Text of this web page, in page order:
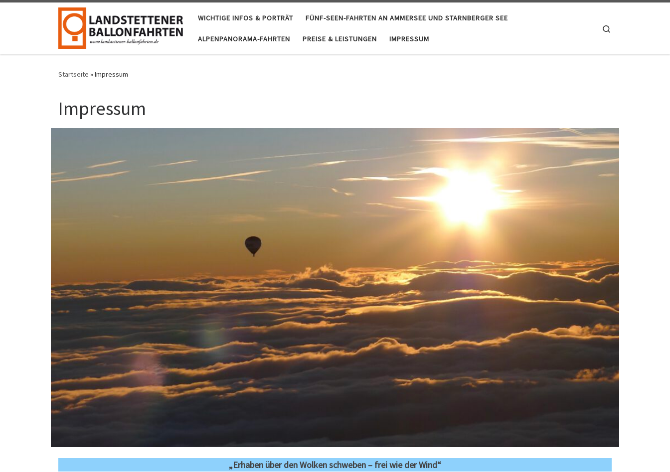
Zum Inhalt springen WICHTIGE INFOS & PORTRÄT FÜNF-SEEN-FAHRTEN AN AMMERSEE UND STARNBERGER SEE
ALPENPANORAMA-FAHRTEN PREISE & LEISTUNGEN IMPRESSUM
Startseite »Impressum
Impressum
„Erhaben über den Wolken schweben – frei wie der Wind“